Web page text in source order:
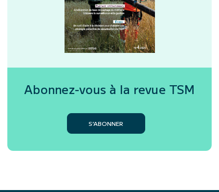
Abonnez-vous à la revue TSM
S’ABONNER